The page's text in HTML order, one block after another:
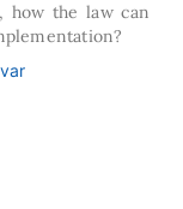
how the law can